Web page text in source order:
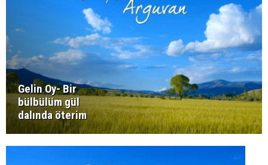
Gelin Oy- Bir
bülbülüm gül
dalında öterim